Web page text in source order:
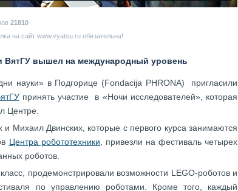
21810
на сайт www.vyatsu.ru обязательна!
ВятГУ вышел на международный уровень
науки» в Подгорице (Fondacija PHRONA) пригласили
принять участие в «Ночи исследователей», которая
Центре.
Михаил Двинских, которые с первого курса занимаются
Центра робототехники , привезли на фестиваль четырех
роботов.
продемонстрировали возможности LEGO-роботов и
по управлению роботами. Кроме того, каждый